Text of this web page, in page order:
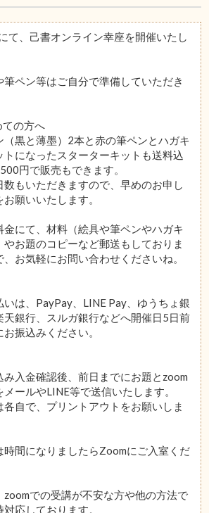
て、己書オンライン幸座を開催いたし
筆ペン等はご自分で準備していただき
の方へ
（黒と薄墨）2本と赤の筆ペンとハガキ
トになったスターターキットも送料込
円で販売もできます。
数もいただきますので、早めのお申し
願いいたします。
金にて、材料（絵具や筆ペンやハガキ
やお題のコピーなど郵送もしておりま
、お気軽にお問い合わせくださいね。
いは、PayPay、LINE Pay、ゆうちょ銀
天銀行、スルガ銀行などへ開催日5日前
お振込みください。
み入金確認後、前日までにお題とzoom
メールやLINE等で送信いたします。
各自で、プリントアウトをお願いしま
時間になりましたらZoomにご入室くだ
zoomでの受講が不安な方や他の方法で
対応しております。